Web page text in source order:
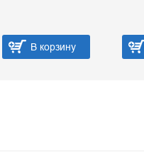
В корзину